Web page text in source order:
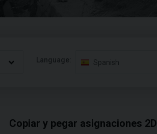
Language: Spanish
Copiar y pegar asignaciones 2D